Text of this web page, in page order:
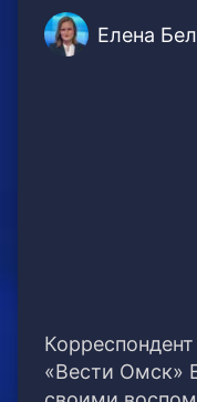
Елена
«Вести Омск»